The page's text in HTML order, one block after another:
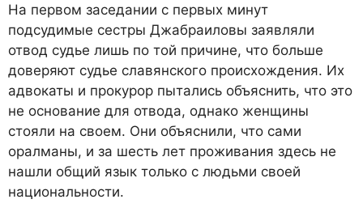
На первом заседании с первых минут
подсудимые сестры Джабраиловы заявляли
отвод судье лишь по той причине, что больше
доверяют судье славянского происхождения. Их
адвокаты и прокурор пытались объяснить, что это
не основание для отвода, однако женщины
стояли на своем. Они объяснили, что сами
оралманы, и за шесть лет проживания здесь не
нашли общий язык только с людьми своей
национальности.